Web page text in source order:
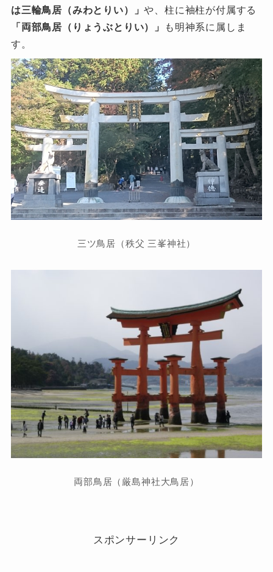
は三輪鳥居（みわとりい）」や、柱に袖柱が付属する
「両部鳥居（りょうぶとりい）」
も明神系に属しま
す。
三ツ鳥居（秩父 三峯神社）
両部鳥居（厳島神社大鳥居）
スポンサーリンク